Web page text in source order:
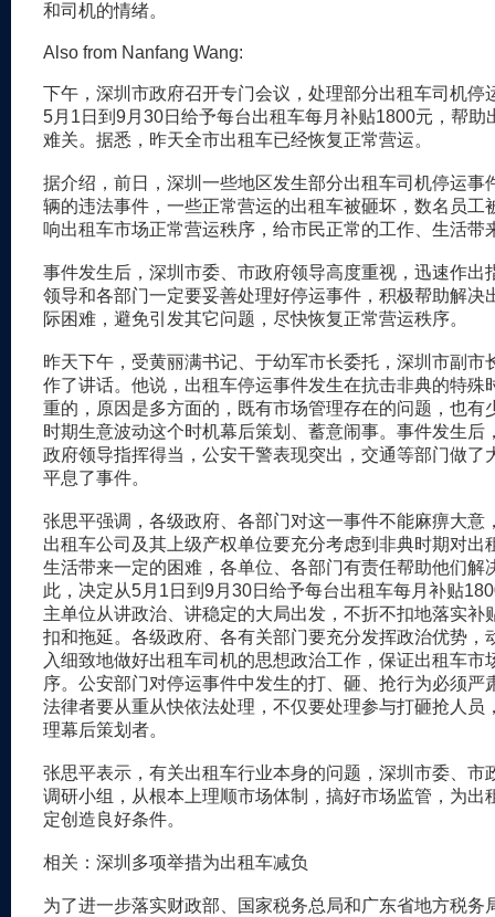
和司机的情绪。
Also from Nanfang Wang:
下午，深圳市政府召开专门会议，处理部分出租车司机停
5月1日到9月30日给予每台出租车每月补贴1800元，帮助
难关。据悉，昨天全市出租车已经恢复正常营运。
据介绍，前日，深圳一些地区发生部分出租车司机停运事
辆的违法事件，一些正常营运的出租车被砸坏，数名员工
响出租车市场正常营运秩序，给市民正常的工作、生活带
事件发生后，深圳市委、市政府领导高度重视，迅速作出
领导和各部门一定要妥善处理好停运事件，积极帮助解决
际困难，避免引发其它问题，尽快恢复正常营运秩序。
昨天下午，受黄丽满书记、于幼军市长委托，深圳市副市
作了讲话。他说，出租车停运事件发生在抗击非典的特殊
重的，原因是多方面的，既有市场管理存在的问题，也有
时期生意波动这个时机幕后策划、蓄意闹事。事件发生后
政府领导指挥得当，公安干警表现突出，交通等部门做了
平息了事件。
张思平强调，各级政府、各部门对这一事件不能麻痹大意
出租车公司及其上级产权单位要充分考虑到非典时期对出
生活带来一定的困难，各单位、各部门有责任帮助他们解
此，决定从5月1日到9月30日给予每台出租车每月补贴
主单位从讲政治、讲稳定的大局出发，不折不扣地落实补
扣和拖延。各级政府、各有关部门要充分发挥政治优势，
入细致地做好出租车司机的思想政治工作，保证出租车市
序。公安部门对停运事件中发生的打、砸、抢行为必须严
法律者要从重从快依法处理，不仅要处理参与打砸抢人员
理幕后策划者。
张思平表示，有关出租车行业本身的问题，深圳市委、市
调研小组，从根本上理顺市场体制，搞好市场监管，为出
定创造良好条件。
相关：深圳多项举措为出租车减负
为了进一步落实财政部、国家税务总局和广东省地方税务